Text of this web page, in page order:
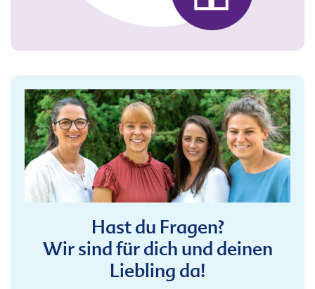
Hast du Fragen?
Wir sind für dich und deinen
Liebling da!